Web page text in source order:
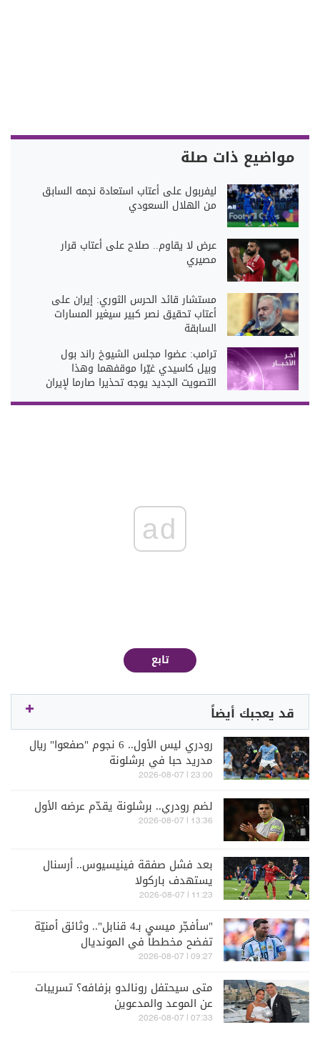
مواضيع ذات صلة
ليفربول على أعتاب استعادة نجمه السابق
من الهلال السعودي
عرض لا يقاوم.. صلاح على أعتاب قرار
مصيري
مستشار قائد الحرس الثوري: إيران على
أعتاب تحقيق نصر كبير سيغير المسارات
السابقة
ترامب: عضوا مجلس الشيوخ راند بول
وبيل كاسيدي غيّرا موقفهما وهذا
التصويت الجديد يوجه تحذيرا صارما لإيران
ad
تابع
قد يعجبك أيضاً
رودري ليس الأول.. 6 نجوم "صفعوا" ريال
مدريد حبا في برشلونة
23:00 | 2026-08-07
لضم رودري.. برشلونة يقدّم عرضه الأول
13:36 | 2026-08-07
بعد فشل صفقة فينيسيوس.. أرسنال
يستهدف باركولا
11:23 | 2026-08-07
"سأفجّر ميسي بـ4 قنابل".. وثائق أمنيّة
تفضح مخططاً في المونديال
09:27 | 2026-08-07
متى سيحتفل رونالدو بزفافه؟ تسريبات
عن الموعد والمدعوين
07:33 | 2026-08-07